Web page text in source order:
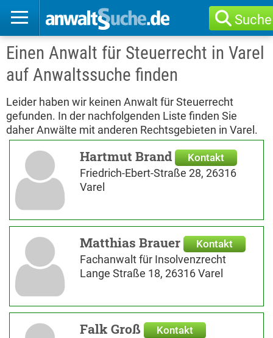
Suche
Einen Anwalt für Steuerrecht in Varel
auf Anwaltssuche finden
Leider haben wir keinen Anwalt für Steuerrecht
gefunden. In der nachfolgenden Liste finden Sie
daher Anwälte mit anderen Rechtsgebieten in Varel.
Hartmut Brand Kontakt
Friedrich-Ebert-Straße 28, 26316
Varel
Matthias Brauer Kontakt
Fachanwalt für Insolvenzrecht
Lange Straße 18, 26316 Varel
Falk Groß Kontakt